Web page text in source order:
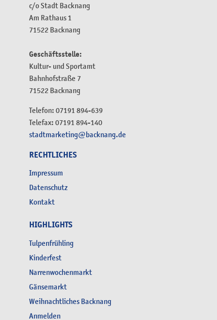
c/o Stadt Backnang
Am Rathaus 1
71522 Backnang
Geschäftsstelle:
Kultur- und Sportamt
Bahnhofstraße 7
71522 Backnang
Telefon: 07191 894-639
Telefax: 07191 894-140
stadtmarketing@backnang.de
RECHTLICHES
Impressum
Datenschutz
Kontakt
HIGHLIGHTS
Tulpenfrühling
Kinderfest
Narrenwochenmarkt
Gänsemarkt
Weihnachtliches Backnang
Anmelden